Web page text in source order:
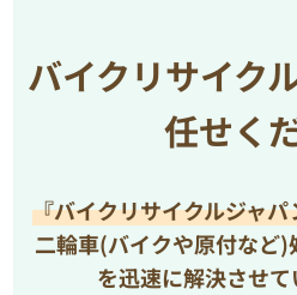
バイクリサイク
任せく
『バイクリサイクルジャパ
二輪車(バイクや原付など)
を迅速に解決させて